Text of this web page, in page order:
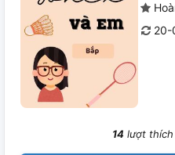
20-
14 lượt